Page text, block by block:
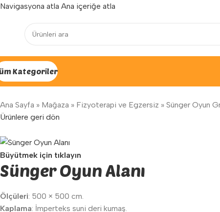
Navigasyona atla Ana içeriğe atla
Yenilenen arayüzümüz ile hizmetinizdeyiz...
Kategoriler
Ana Sayfa » Mağaza » Fizyoterapi ve Egzersiz » Sünger Oyun
Ürünlere geri dön
Büyütmek için tıklayın
Sünger Oyun Alanı
Ölçüleri: 500 × 500 cm.
Kaplama: İmperteks suni deri kumaş.